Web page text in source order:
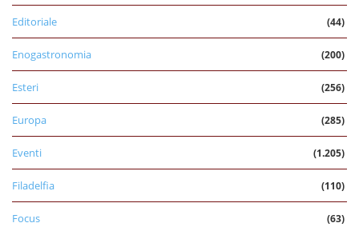
Editoriale (44)
Enogastronomia (200)
Esteri (256)
Europa (285)
Eventi (1.205)
Filadelfia (110)
Focus (63)